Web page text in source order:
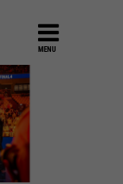
MENU